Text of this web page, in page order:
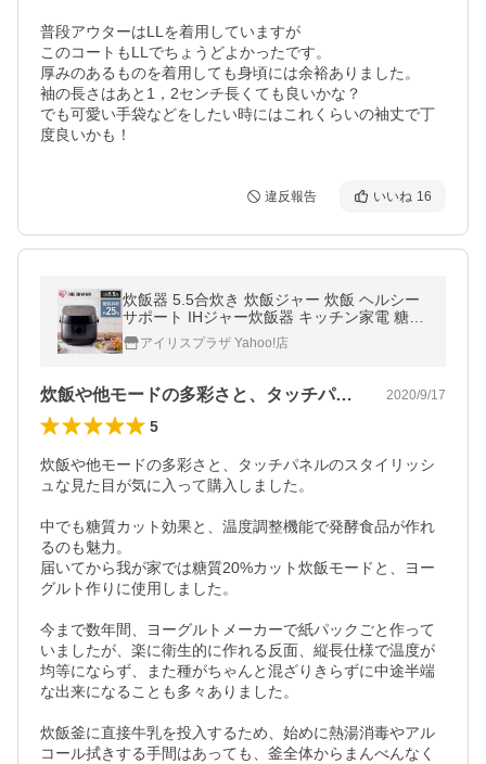
普段アウターはLLを着用していますが
このコートもLLでちょうどよかったです。
厚みのあるものを着用しても身頃には余裕ありました。
袖の長さはあと1，2センチ長くても良いかな？
でも可愛い手袋などをしたい時にはこれくらいの袖丈で丁
度良いかも！
違反報告 いいね 16
炊飯器 5.5合炊き 炊飯ジャー 炊飯 ヘルシー
サポート IHジャー炊飯器 キッチン家電 糖質
制限 RC-INH50-B アイリスオーヤマ 安心延
長保証対象
アイリスプラザ Yahoo!店
炊飯や他モードの多彩さと、タッチパネル… 2020/9/17
5
炊飯や他モードの多彩さと、タッチパネルのスタイリッシ
ュな見た目が気に入って購入しました。
中でも糖質カット効果と、温度調整機能で発酵食品が作れ
るのも魅力。
届いてから我が家では糖質20%カット炊飯モードと、ヨー
グルト作りに使用しました。
今まで数年間、ヨーグルトメーカーで紙パックごと作って
いましたが、楽に衛生的に作れる反面、縦長仕様で温度が
均等にならず、また種がちゃんと混ざりきらずに中途半端
な出来になることも多々ありました。
炊飯釜に直接牛乳を投入するため、始めに熱湯消毒やアル
コール拭きする手間はあっても、釜全体からまんべんなく